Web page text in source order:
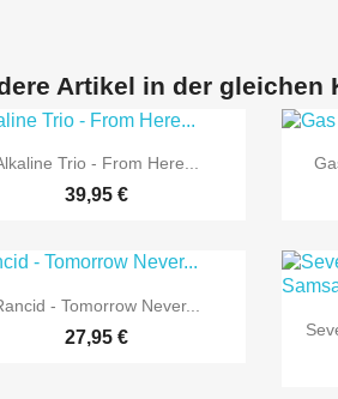
Artikel in der gleichen
 Vorschau
Trio - From Here...
39,95 €
 Vorschau
- Tomorrow Never...
27,95 €